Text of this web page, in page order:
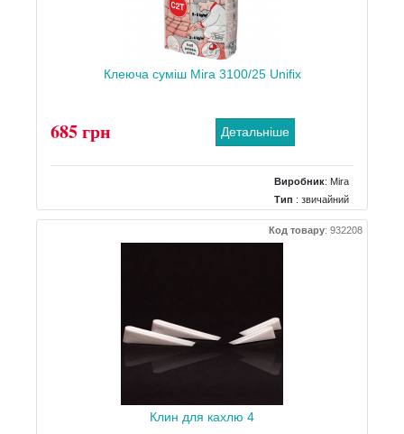
Клеюча суміш Mira 3100/25 Unifix
685 грн Детальніше
Виробник: Mira
Тип : звичайний
Вага: 25 кг
Код товару: 932208
Клин для кахлю 4